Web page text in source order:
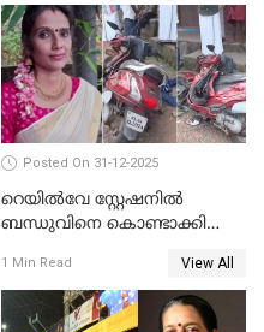
Posted On 31-12-2025
റെയിൽവേ സ്റ്റേഷനിൽ
ബന്ധുവിനെ കൊണ്ടാക്കി
ലോറി സ്കൂട്ടറിൽ ഇടിച്ചു :
യുവതിക്ക് ദാരുണാന്ത്യം
1 Min Read View All